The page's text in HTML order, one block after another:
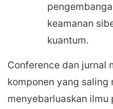
keamanan
kuantum.
Conference dan jurnal
komponen yang saling
menyebarluaskan ilmu